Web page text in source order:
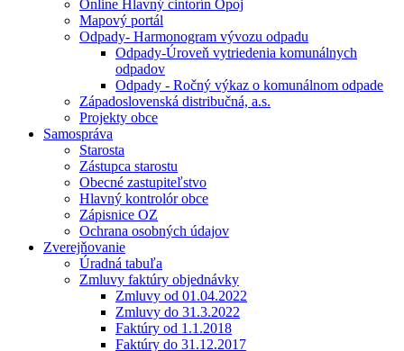
Online Hlavný cintorín Opoj
Mapový portál
Odpady- Harmonogram vývozu odpadu
Odpady-Úroveň vytriedenia komunálnych
odpadov
Odpady - Ročný výkaz o komunálnom odpade
Západoslovenská distribučná, a.s.
Projekty obce
Samospráva
Starosta
Zástupca starostu
Obecné zastupiteľstvo
Hlavný kontrolór obce
Zápisnice OZ
Ochrana osobných údajov
Zverejňovanie
Úradná tabuľa
Zmluvy faktúry objednávky
Zmluvy od 01.04.2022
Zmluvy do 31.3.2022
Faktúry od 1.1.2018
Faktúry do 31.12.2017